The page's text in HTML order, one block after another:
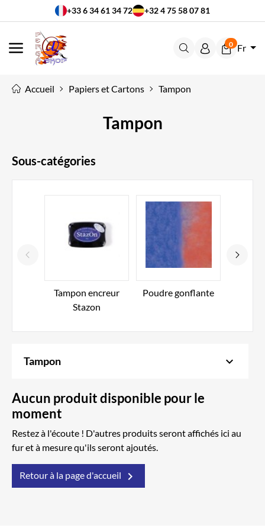
+33 6 34 61 34 72 +32 4 75 58 07 81
MENU
0 Fr
Accueil Papiers et Cartons Tampon
Tampon
Sous-catégories
Tampon encreur
Stazon
Poudre gonflante
Tampon keyboard_arrow_down
Aucun produit disponible pour le
moment
Restez à l'écoute ! D'autres produits seront affichés ici au
fur et à mesure qu'ils seront ajoutés.
Retour à la page d'accueil 